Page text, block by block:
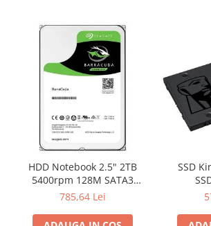
TV, Multimedia & Electronice
Televizoare & accesorii
Multiboard & Accessorii
Multimedia
Foto & Video
Cloud si Aplicatii SaaS
Sisteme Videoconferinta
Securitate Date
HDD Notebook 2.5" 2TB
5400rpm 128M SATA3
SEAGATE
785,64 Lei
SSD